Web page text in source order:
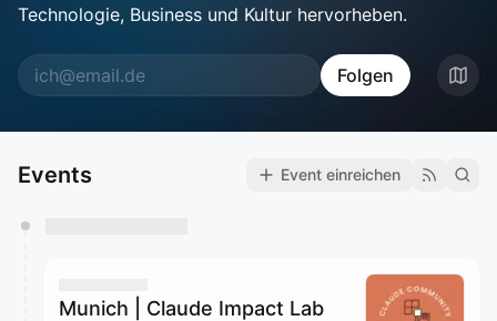
Technologie, Business und Kultur hervorheben.
Folgen
Events Event einreichen
Munich | Claude Impact Lab